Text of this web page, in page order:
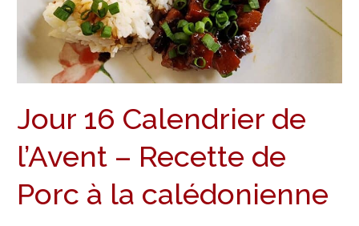
Jour 16 Calendrier de
l’Avent – Recette de
Porc à la calédonienne
Recette
Porc
calédonienne